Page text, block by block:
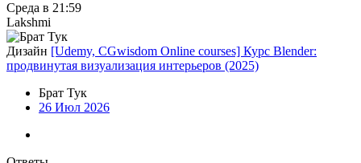
Среда в 21:59
Lakshmi
Дизайн [Udemy, CGwisdom Online courses] Курс Blender:
продвинутая визуализация интерьеров (2025)
Брат Тук
26 Июл 2026